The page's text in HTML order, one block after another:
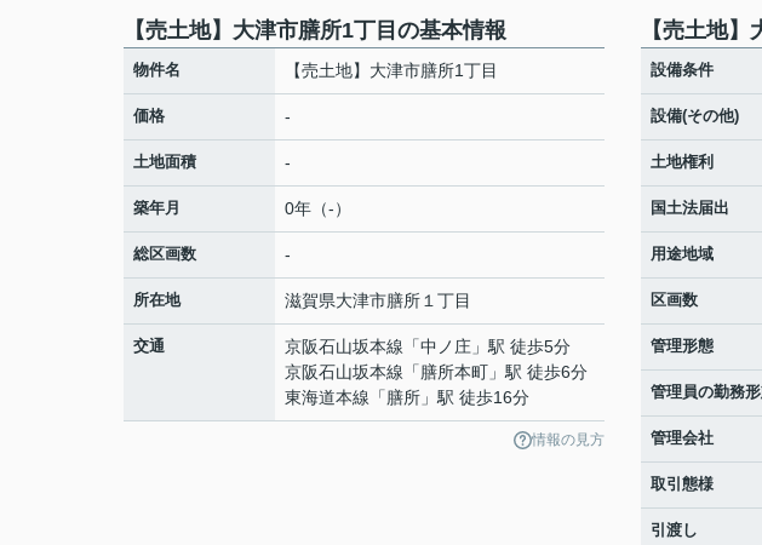
【売土地】大津市膳所1丁目の基本情報
物件名 【売土地】大津市膳所1丁目
価格 -
土地面積 -
築年月 0年（-）
総区画数 -
所在地 滋賀県大津市膳所 １丁目
交通 京阪石山坂本線 「中ノ庄 」駅 徒歩5分
京阪石山坂本線 「膳所本町 」駅 徒歩6分
東海道本線 「膳所 」駅 徒歩16分
情報の見方
【売土地
設備条件
設備(その他)
土地権利
国土法届出
用途地域
区画数
管理形態
管理員の勤務
管理会社
取引態様
引渡し